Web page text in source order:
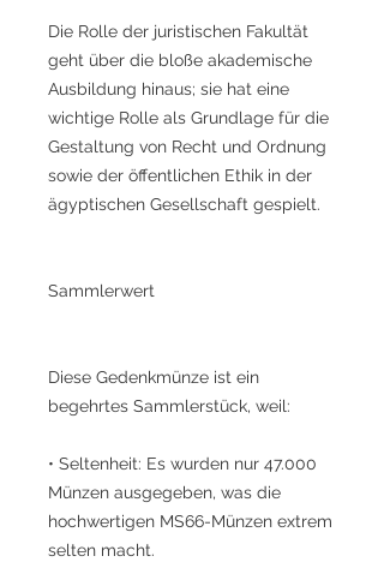
Die Rolle der juristischen Fakultät
geht über die bloße akademische
Ausbildung hinaus; sie hat eine
wichtige Rolle als Grundlage für die
Gestaltung von Recht und Ordnung
sowie der öffentlichen Ethik in der
ägyptischen Gesellschaft gespielt.
Sammlerwert
Diese Gedenkmünze ist ein
begehrtes Sammlerstück, weil:
• Seltenheit: Es wurden nur 47.000
Münzen ausgegeben, was die
hochwertigen MS66-Münzen extrem
selten macht.